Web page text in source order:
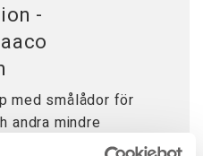
-
med smålådor för
andra mindre